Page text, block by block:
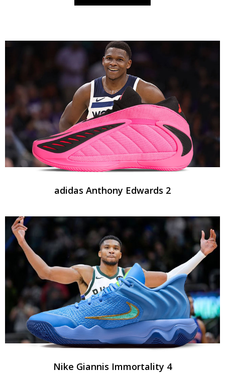
adidas Anthony Edwards 2
Nike Giannis Immortality 4